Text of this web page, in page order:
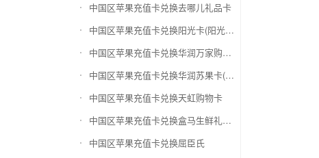
中国区苹果充值卡兑换去哪儿礼品卡
中国区苹果充值卡兑换阳光卡(阳光爱车)
中国区苹果充值卡兑换华润万家购物卡
中国区苹果充值卡兑换华润苏果卡(苏果超市卡)（维护 请暂停提交）
中国区苹果充值卡兑换天虹购物卡
中国区苹果充值卡兑换盒马生鲜礼品卡
中国区苹果充值卡兑换屈臣氏